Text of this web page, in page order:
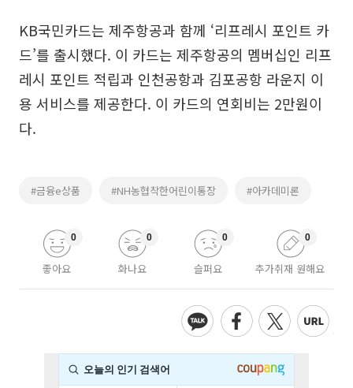
KB국민카드는 제주항공과 함께 ‘리프레시 포인트 카
드’를 출시했다. 이 카드는 제주항공의 멤버십인 리프
레시 포인트 적립과 인천공항과 김포공항 라운지 이
용 서비스를 제공한다. 이 카드의 연회비는 2만원이
다.
#금융e상품 #NH농협착한어린이통장 #아카데미론
좋아요
0
화나요
0
슬퍼요
0
추가취재 원해요
0